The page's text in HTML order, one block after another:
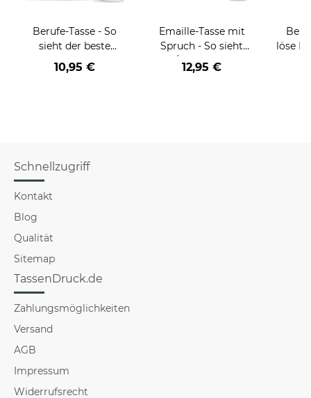
Berufe-Tasse - So
sieht der beste
BERUF aus -
verschiedene Berufe
10,95 €
Emaille-Tasse mit
Spruch - So sieht
der/die beste - Ihr
Beruf - aus
12,95 €
löse
Schnellzugriff
Kontakt
Blog
Qualität
Sitemap
TassenDruck.de
Zahlungsmöglichkeiten
Versand
AGB
Impressum
Widerrufsrecht